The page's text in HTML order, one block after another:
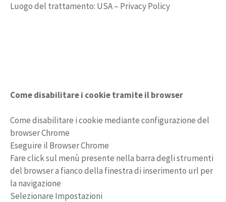
Luogo del trattamento: USA – Privacy Policy
Come disabilitare i cookie tramite il browser
Come disabilitare i cookie mediante configurazione del
browser Chrome
Eseguire il Browser Chrome
Fare click sul menù presente nella barra degli strumenti
del browser a fianco della finestra di inserimento url per
la navigazione
Selezionare Impostazioni